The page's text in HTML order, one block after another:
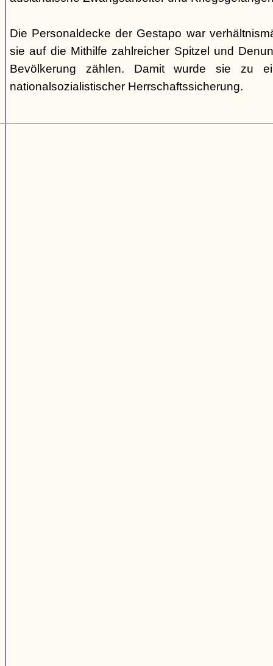
Die Personaldecke der Gestapo war
sie auf die Mithilfe zahlreicher Spitzel und
Bevölkerung zählen. Damit wurde sie zu
nationalsozialistischer Herrschaftssicherung.